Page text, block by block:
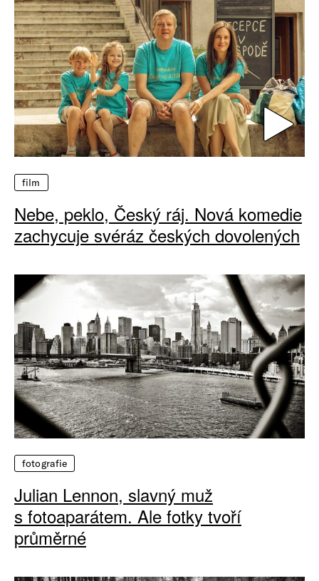
film
Nebe, peklo, Český ráj. Nová komedie
zachycuje svéráz českých dovolených
fotografie
Julian Lennon, slavný muž
s fotoaparátem. Ale fotky tvoří
průměrné